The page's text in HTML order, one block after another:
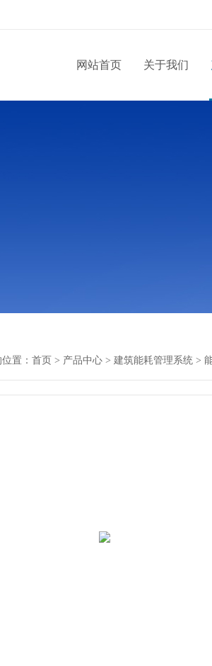
网站首页 关于我们
置： 首页 > 产品中心 > 建筑能耗管理系统 >